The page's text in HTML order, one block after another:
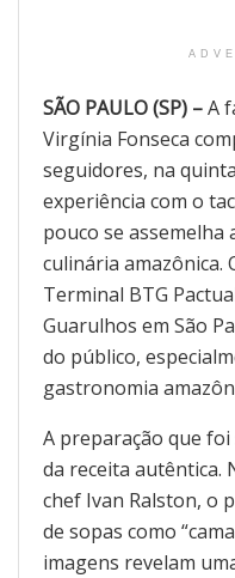
SÃO PAULO (SP) –A
Virgínia Fonseca
seguidores, na
experiência com o
pouco se
culinária amazônica.
Terminal BTG
Guarulhos em São
do público,
gastronomia
A preparação que
da receita autêntica.
chef Ivan Ralston, o
de sopas como
imagens revelam